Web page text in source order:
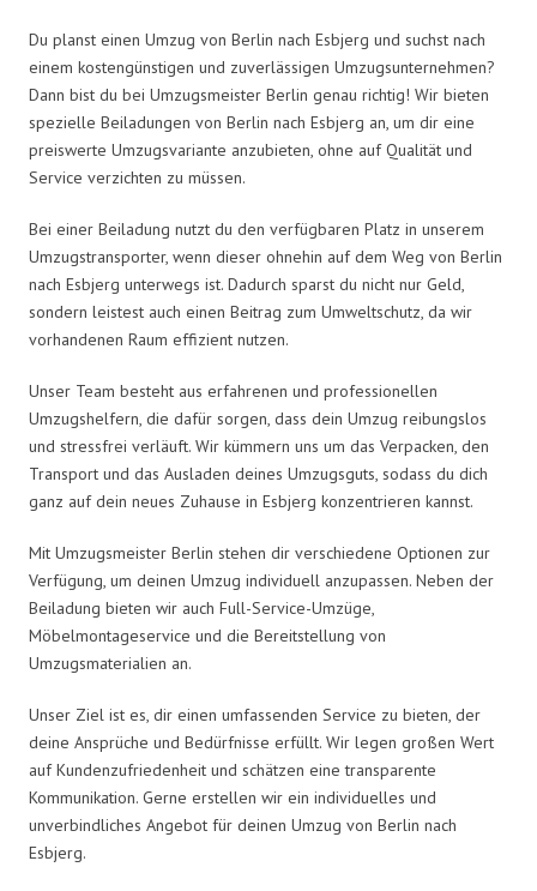
Du planst einen Umzug von Berlin nach Esbjerg und suchst nach
einem kostengünstigen und zuverlässigen Umzugsunternehmen?
Dann bist du bei Umzugsmeister Berlin genau richtig! Wir bieten
spezielle Beiladungen von Berlin nach Esbjerg an, um dir eine
preiswerte Umzugsvariante anzubieten, ohne auf Qualität und
Service verzichten zu müssen.
Bei einer Beiladung nutzt du den verfügbaren Platz in unserem
Umzugstransporter, wenn dieser ohnehin auf dem Weg von Berlin
nach Esbjerg unterwegs ist. Dadurch sparst du nicht nur Geld,
sondern leistest auch einen Beitrag zum Umweltschutz, da wir
vorhandenen Raum effizient nutzen.
Unser Team besteht aus erfahrenen und professionellen
Umzugshelfern, die dafür sorgen, dass dein Umzug reibungslos
und stressfrei verläuft. Wir kümmern uns um das Verpacken, den
Transport und das Ausladen deines Umzugsguts, sodass du dich
ganz auf dein neues Zuhause in Esbjerg konzentrieren kannst.
Mit Umzugsmeister Berlin stehen dir verschiedene Optionen zur
Verfügung, um deinen Umzug individuell anzupassen. Neben der
Beiladung bieten wir auch Full-Service-Umzüge,
Möbelmontageservice und die Bereitstellung von
Umzugsmaterialien an.
Unser Ziel ist es, dir einen umfassenden Service zu bieten, der
deine Ansprüche und Bedürfnisse erfüllt. Wir legen großen Wert
auf Kundenzufriedenheit und schätzen eine transparente
Kommunikation. Gerne erstellen wir ein individuelles und
unverbindliches Angebot für deinen Umzug von Berlin nach
Esbjerg.